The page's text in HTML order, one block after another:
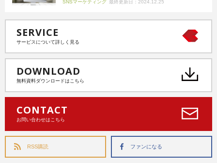
SNSマーケティング 最終更新日：2024.12.25
SERVICE
サービスについて詳しく見る
DOWNLOAD
無料資料ダウンロードはこちら
CONTACT
お問い合わせはこちら
RSS購読 ファンになる